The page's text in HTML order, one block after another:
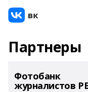
Партнеры
Фотобанк
журналистов